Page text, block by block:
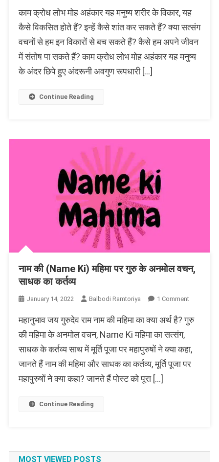
क्रोध,
लोभ,
मोह,
अहंकार
आने
सतसंगी
कर्म
काम क्रोध लोभ मोह अहंकार यह मनुष्य शरीर के विकार, यह
कैसे विकसित होते हैं? इन्हें कैसे शांत कर सकते हैं? क्या सत्संग
वचनों से हम इन विकारों से बच सकते हैं? कैसे हम अपने जीवन
में संतोष पा सकते हैं? काम क्रोध लोभ मोह अहंकार यह मनुष्य
के अंदर छिपे हुए अंदरूनी अवगुण रूपधारी […]
Continue Reading
नाम की (Name Ki) महिमा पर गुरु के अनमोल वचन,
साधक का कर्तव्य
January 14, 2022 Balbodi Ramtoriya 1 CommentOn
की
महिमा
पर
महानुभाव जय गुरुदेव राम नाम की महिमा का क्या अर्थ है? गुरु
की महिमा के अनमोल वचन, Name Ki महिमा का सत्संग,
साधक के कर्तव्य साथ में मूर्ति पूजा पर महापुरुषों ने क्या कहा,
जानते हैं नाम की महिमा और साधक का कर्तव्य, मूर्ति पूजा पर
महापुरुषों ने क्या कहा? जानते हैं पोस्ट को पूरा […]
Continue Reading
MOST VIEWED POSTS